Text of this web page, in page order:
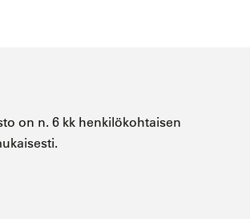
on n. 6 kk henkilökohtaisen